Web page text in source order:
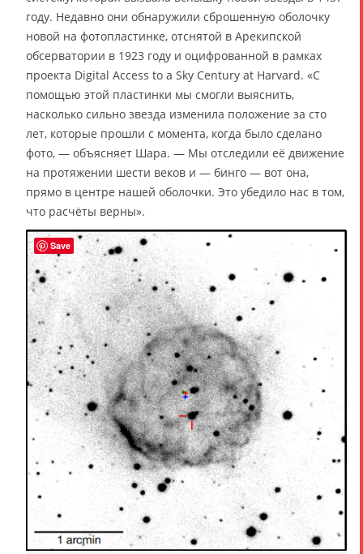
году. Недавно они обнаружили сброшенную оболочку
новой на фотопластинке, отснятой в Арекипской
обсерватории в 1923 году и оцифрованной в рамках
проекта Digital Access to a Sky Century at Harvard. «С
помощью этой пластинки мы смогли выяснить,
насколько сильно звезда изменила положение за сто
лет, которые прошли с момента, когда было сделано
фото, — объясняет Шара. — Мы отследили её движение
на протяжении шести веков и — бинго — вот она,
прямо в центре нашей оболочки. Это убедило нас в том,
что расчёты верны».
Save